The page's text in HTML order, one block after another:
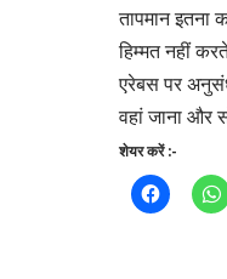
तापमान इतना
हिम्मत नहीं
एरेबस पर
वहां जाना और
शेयर करें :-